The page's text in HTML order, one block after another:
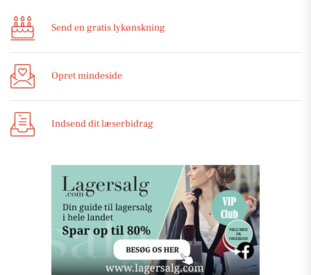
Send en gratis lykønskning
Opret mindeside
Indsend dit læserbidrag